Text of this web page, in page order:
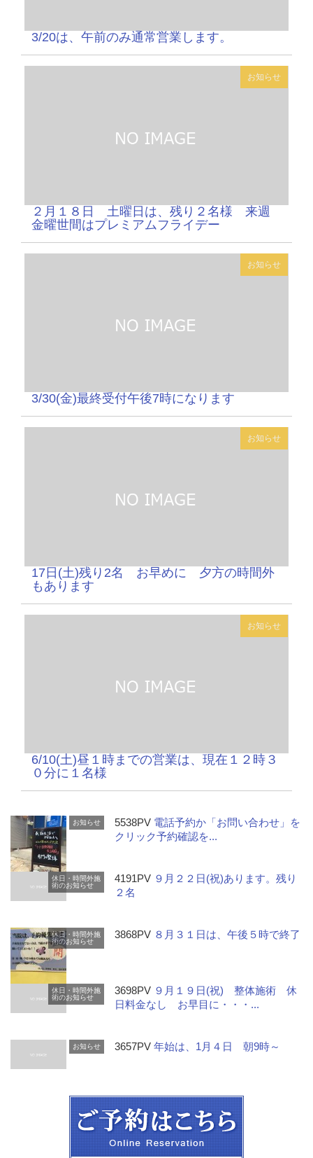
3/20は、午前のみ通常営業します。
お知らせ
２月１８日 土曜日は、残り２名様 来週
金曜世間はプレミアムフライデー
お知らせ
3/30(金)最終受付午後7時になります
お知らせ
17日(土)残り2名 お早めに 夕方の時間外
もあります
お知らせ
6/10(土)昼１時までの営業は、現在１２時３
０分に１名様
お知らせ 5538PV 電話予約か「お問い合わせ」を
クリック予約確認を...
休日・時間外施
術のお知らせ
4191PV ９月２２日(祝)あります。残り
２名
休日・時間外施
術のお知らせ
3868PV ８月３１日は、午後５時で終了
休日・時間外施
術のお知らせ
3698PV ９月１９日(祝) 整体施術 休
日料金なし お早目に・・・...
お知らせ 3657PV年始は、1月４日 朝9時～